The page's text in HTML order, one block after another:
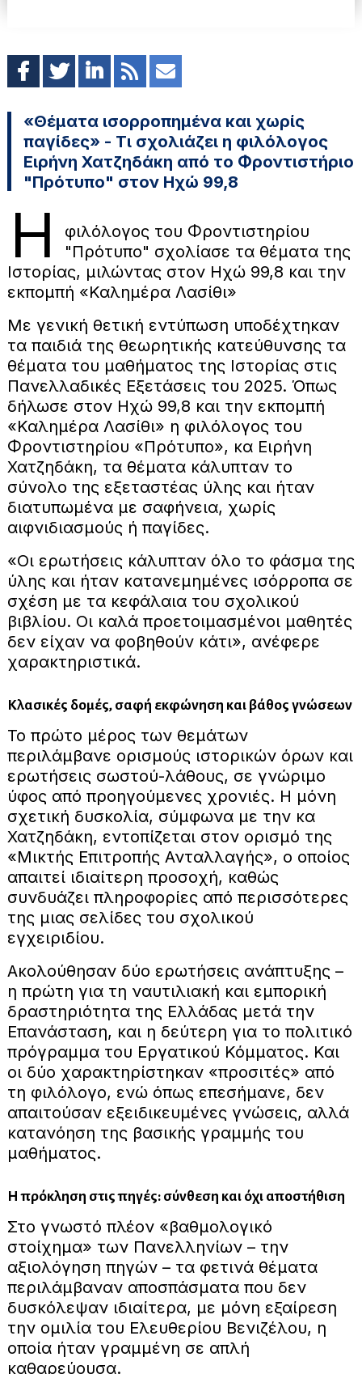
«Θέματα ισορροπημένα και χωρίς
παγίδες» - Τι σχολιάζει η φιλόλογος
Ειρήνη Χατζηδάκη από το Φροντιστήριο
"Πρότυπο" στον Ηχώ 99,8
Η
φιλόλογος του Φροντιστηρίου
"Πρότυπο" σχολίασε τα θέματα της
Ιστορίας, μιλώντας στον Ηχώ 99,8 και την
εκπομπή «Καλημέρα Λασίθι»
Με γενική θετική εντύπωση υποδέχτηκαν
τα παιδιά της θεωρητικής κατεύθυνσης τα
θέματα του μαθήματος της Ιστορίας στις
Πανελλαδικές Εξετάσεις του 2025. Όπως
δήλωσε στον Ηχώ 99,8 και την εκπομπή
«Καλημέρα Λασίθι» η φιλόλογος του
Φροντιστηρίου «Πρότυπο», κα Ειρήνη
Χατζηδάκη, τα θέματα κάλυπταν το
σύνολο της εξεταστέας ύλης και ήταν
διατυπωμένα με σαφήνεια, χωρίς
αιφνιδιασμούς ή παγίδες.
«Οι ερωτήσεις κάλυπταν όλο το φάσμα της
ύλης και ήταν κατανεμημένες ισόρροπα σε
σχέση με τα κεφάλαια του σχολικού
βιβλίου. Οι καλά προετοιμασμένοι μαθητές
δεν είχαν να φοβηθούν κάτι», ανέφερε
χαρακτηριστικά.
Κλασικές δομές, σαφή εκφώνηση και βάθος γνώσεων
Το πρώτο μέρος των θεμάτων
περιλάμβανε ορισμούς ιστορικών όρων και
ερωτήσεις σωστού-λάθους, σε γνώριμο
ύφος από προηγούμενες χρονιές. Η μόνη
σχετική δυσκολία, σύμφωνα με την κα
Χατζηδάκη, εντοπίζεται στον ορισμό της
«Μικτής Επιτροπής Ανταλλαγής», ο οποίος
απαιτεί ιδιαίτερη προσοχή, καθώς
συνδυάζει πληροφορίες από περισσότερες
της μιας σελίδες του σχολικού
εγχειριδίου.
Ακολούθησαν δύο ερωτήσεις ανάπτυξης –
η πρώτη για τη ναυτιλιακή και εμπορική
δραστηριότητα της Ελλάδας μετά την
Επανάσταση, και η δεύτερη για το πολιτικό
πρόγραμμα του Εργατικού Κόμματος. Και
οι δύο χαρακτηρίστηκαν «προσιτές» από
τη φιλόλογο, ενώ όπως επεσήμανε, δεν
απαιτούσαν εξειδικευμένες γνώσεις, αλλά
κατανόηση της βασικής γραμμής του
μαθήματος.
Η πρόκληση στις πηγές: σύνθεση και όχι αποστήθιση
Στο γνωστό πλέον «βαθμολογικό
στοίχημα» των Πανελληνίων – την
αξιολόγηση πηγών – τα φετινά θέματα
περιλάμβαναν αποσπάσματα που δεν
δυσκόλεψαν ιδιαίτερα, με μόνη εξαίρεση
την ομιλία του Ελευθερίου Βενιζέλου, η
οποία ήταν γραμμένη σε απλή
καθαρεύουσα.